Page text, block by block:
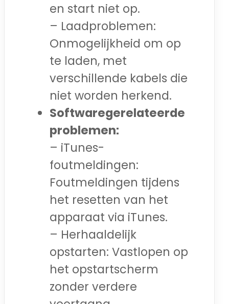
en start niet op.
– Laadproblemen:
Onmogelijkheid om op
te laden, met
verschillende kabels die
niet worden herkend.
Softwaregerelateerde
problemen:
– iTunes-
foutmeldingen:
Foutmeldingen tijdens
het resetten van het
apparaat via iTunes.
– Herhaaldelijk
opstarten: Vastlopen op
het opstartscherm
zonder verdere